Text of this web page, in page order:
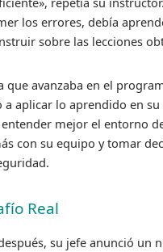
los errores, debía
sobre las lecciones
que avanzaba en el
a aplicar lo aprendido en su
mejor el entorno
con su equipo y tomar
Real
su jefe anunció un